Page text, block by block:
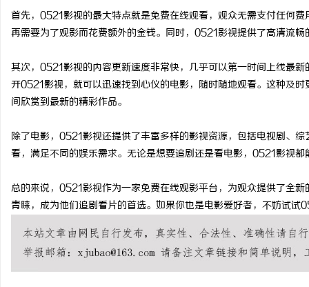
首先，0521影视的最大特点就是免费在线观看，观众无需支付任何
再需要为了观影而花费额外的金钱。同时，0521影视提供了高清流
其次，0521影视的内容更新速度非常快，几乎可以第一时间上线最
开0521影视，就可以迅速找到心仪的电影，随时随地观看。这种及
间欣赏到最新的精彩作品。
除了电影，0521影视还提供了丰富多样的影视资源，包括电视剧、
看，满足不同的娱乐需求。无论是想要追剧还是看电影，0521影视
总的来说，0521影视作为一家免费在线观影平台，为观众提供了全
青睐，成为他们追剧看片的首选。如果你也是电影爱好者，不妨试试
徽刑事辩护律师：为您的权利保驾护航 揭秘！专业充电桩项目